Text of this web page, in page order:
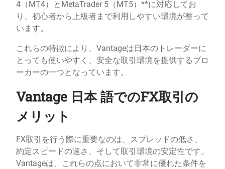
4（MT4）とMetaTrader 5（MT5）**に対応してお
り、初心者から上級者まで利用しやすい環境が整って
います。
これらの特徴により、Vantageは日本のトレーダーに
とっても使いやすく、安全な取引環境を提供するブロ
ーカーの一つとなっています。
Vantage 日本 語でのFX取引の
メリット
FX取引を行う際に重要なのは、スプレッドの低さ、
約定スピードの速さ、そして取引環境の安定性です。
Vantageは、これらの点において非常に優れた条件を